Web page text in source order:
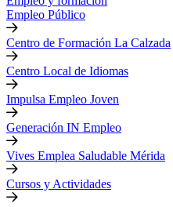
Empleo Público
Centro de Formación La Calzada
Centro Local de Idiomas
Impulsa Empleo Joven
Generación IN Empleo
Vives Emplea Saludable Mérida
Cursos y Actividades